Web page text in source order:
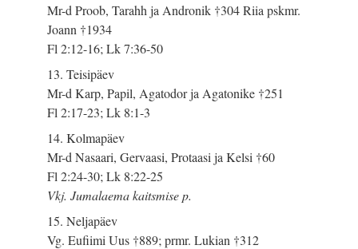
Mr-d Proob, Tarahh ja Andronik †304 Riia pskmr.
Joann †1934
Fl 2:12-16; Lk 7:36-50
13. Teisipäev
Mr-d Karp, Papil, Agatodor ja Agatonike †251
Fl 2:17-23; Lk 8:1-3
14. Kolmapäev
Mr-d Nasaari, Gervaasi, Protaasi ja Kelsi †60
Fl 2:24-30; Lk 8:22-25
Vkj. Jumalaema kaitsmise p.
15. Neljapäev
Vg. Eufiimi Uus †889; prmr. Lukian †312